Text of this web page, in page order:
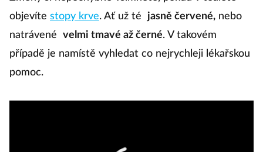
objevíte stopy krve. Ať už té jasně červené,nebo
natrávené
velmi tmavé až černé. V takovém
případě je namístě vyhledat co nejrychleji lékařskou
pomoc.